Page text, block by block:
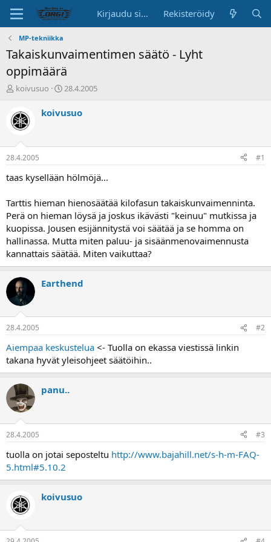
Kirjaudu sisään Rekisteröidy
MP-tekniikka
Takaiskunvaimentimen säätö - Lyht
oppimäärä
K
s
k
u
s
e
l
a
l
o
i
t
j
a
koivusuo
A
o
p
ä
ä
28.4.2005
koivusuo
28.4.2005 #1
taas kysellään hölmöjä...
Tarttis hieman hienosäätää kilofasun takaiskunvaimenninta.
Perä on hieman löysä ja joskus ikävästi "keinuu" mutkissa ja
kuopissa. Jousen esijännitystä voi säätää ja se homma on
hallinassa. Mutta miten paluu- ja sisäänmenovaimennusta
kannattais säätää. Miten vaikuttaa?
Earthend
28.4.2005 #2
Aiempaa keskustelua <- Tuolla on ekassa viestissä linkin
takana hyvät yleisohjeet säätöihin..
panu..
28.4.2005 #3
tuolla on jotai seposteltu http://www.bajahill.net/s-h-m-FAQ-
5.html#5.10.2
koivusuo